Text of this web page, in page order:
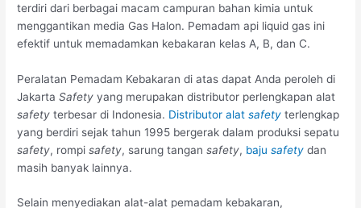
terdiri dari berbagai macam campuran bahan kimia untuk
menggantikan media Gas Halon. Pemadam api liquid gas ini
efektif untuk memadamkan kebakaran kelas A, B, dan C.
Peralatan Pemadam Kebakaran di atas dapat Anda peroleh di
JakartaSafety yang merupakan distributor perlengkapan alat
safety terbesar di Indonesia. Distributor alatsafety terlengkap
yang berdiri sejak tahun 1995 bergerak dalam produksi sepatu
safety, rompisafety, sarung tangansafety, bajusafety dan
masih banyak lainnya.
Selain menyediakan alat-alat pemadam kebakaran,